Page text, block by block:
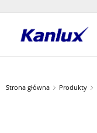
główna
Strona główna Produkty